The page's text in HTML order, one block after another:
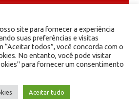
site para fornecer a experiência
suas preferências e visitas
“Aceitar todos”, você concorda com o
No entanto, você pode visitar
para fornecer um consentimento
Aceitar tudo